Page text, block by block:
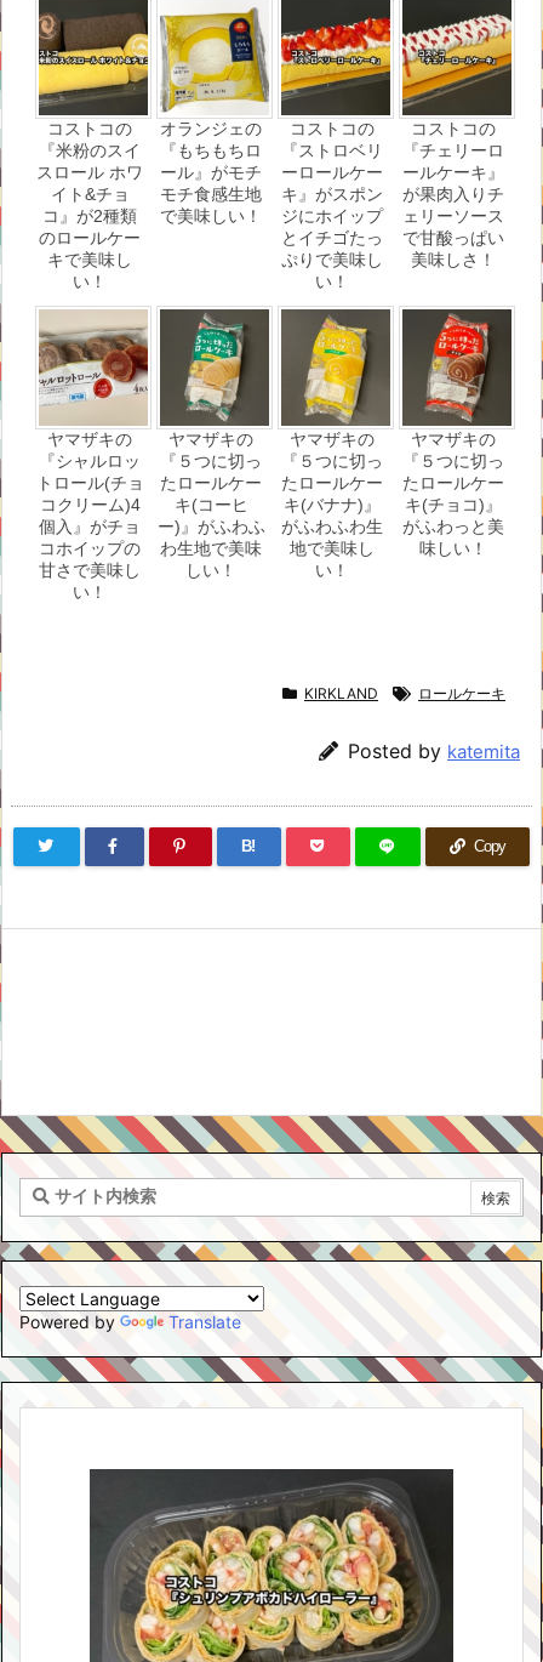
コストコの
『米粉のスイ
スロール ホワ
イト&チョ
コ』が2種類
のロールケー
キで美味し
い！
オランジェの
『もちもちロ
ール』がモチ
モチ食感生地
で美味しい！
コストコの
『ストロベリ
ーロールケー
キ』がスポン
ジにホイップ
とイチゴたっ
ぷりで美味し
い！
コストコの
『チェリーロ
ールケーキ』
が果肉入りチ
ェリーソース
で甘酸っぱい
美味しさ！
ヤマザキの
『シャルロッ
トロール(チョ
コクリーム)4
個入』がチョ
コホイップの
甘さで美味し
い！
ヤマザキの
『５つに切っ
たロールケー
キ(コーヒ
ー)』がふわふ
わ生地で美味
しい！
ヤマザキの
『５つに切っ
たロールケー
キ(バナナ)』
がふわふわ生
地で美味し
い！
ヤマザキの
『５つに切っ
たロールケー
キ(チョコ)』
がふわっと美
味しい！
KIRKLAND ロールケーキ
Posted by katemita
B! Copy
Powered by Translate